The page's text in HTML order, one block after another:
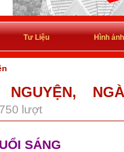
Tư Liệu Hình ảnh
lượt
SÁNG